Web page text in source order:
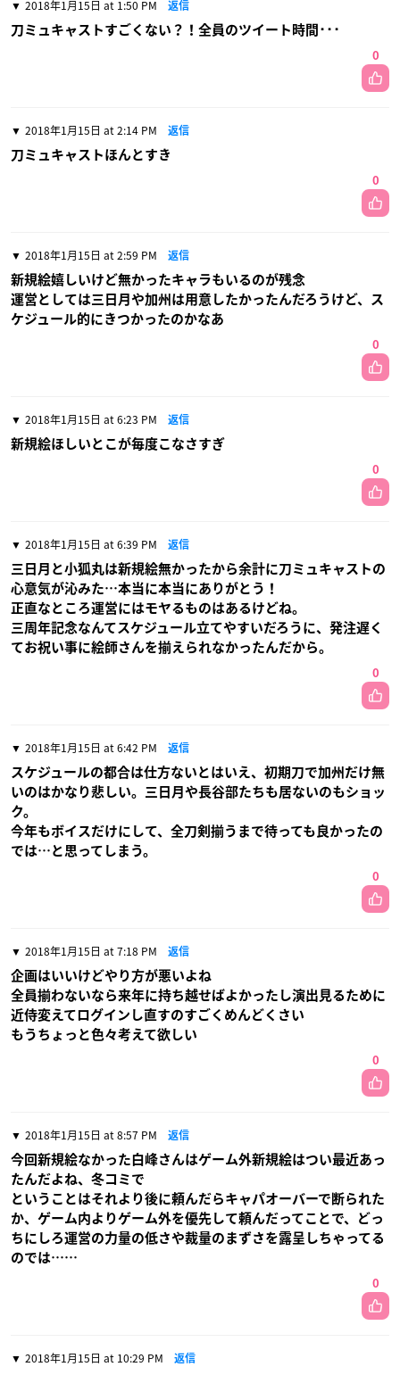
2018年1月15日 at 1:50 PM 返信
刀ミュキャストすごくない？！全員のツイート時間･･･
0
2018年1月15日 at 2:14 PM 返信
刀ミュキャストほんとすき
0
2018年1月15日 at 2:59 PM 返信
新規絵嬉しいけど無かったキャラもいるのが残念
運営としては三日月や加州は用意したかったんだろうけど、ス
ケジュール的にきつかったのかなあ
0
2018年1月15日 at 6:23 PM 返信
新規絵ほしいとこが毎度こなさすぎ
0
2018年1月15日 at 6:39 PM 返信
三日月と小狐丸は新規絵無かったから余計に刀ミュキャストの
心意気が沁みた…本当に本当にありがとう！
正直なところ運営にはモヤるものはあるけどね。
三周年記念なんてスケジュール立てやすいだろうに、発注遅く
てお祝い事に絵師さんを揃えられなかったんだから。
0
2018年1月15日 at 6:42 PM 返信
スケジュールの都合は仕方ないとはいえ、初期刀で加州だけ無
いのはかなり悲しい。三日月や長谷部たちも居ないのもショッ
ク。
今年もボイスだけにして、全刀剣揃うまで待っても良かったの
では…と思ってしまう。
0
2018年1月15日 at 7:18 PM 返信
企画はいいけどやり方が悪いよね
全員揃わないなら来年に持ち越せばよかったし演出見るために
近侍変えてログインし直すのすごくめんどくさい
もうちょっと色々考えて欲しい
0
2018年1月15日 at 8:57 PM 返信
今回新規絵なかった白峰さんはゲーム外新規絵はつい最近あっ
たんだよね、冬コミで
ということはそれより後に頼んだらキャパオーバーで断られた
か、ゲーム内よりゲーム外を優先して頼んだってことで、どっ
ちにしろ運営の力量の低さや裁量のまずさを露呈しちゃってる
のでは……
0
2018年1月15日 at 10:29 PM 返信